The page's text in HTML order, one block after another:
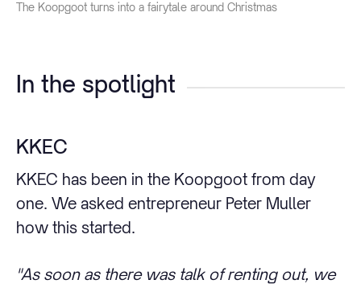
The Koopgoot turns into a fairytale around Christmas
In the spotlight
KKEC
KKEC has been in the Koopgoot from day
one. We asked entrepreneur Peter Muller
how this started.
"As soon as there was talk of renting out, we